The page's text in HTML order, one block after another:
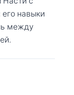
навыки
между